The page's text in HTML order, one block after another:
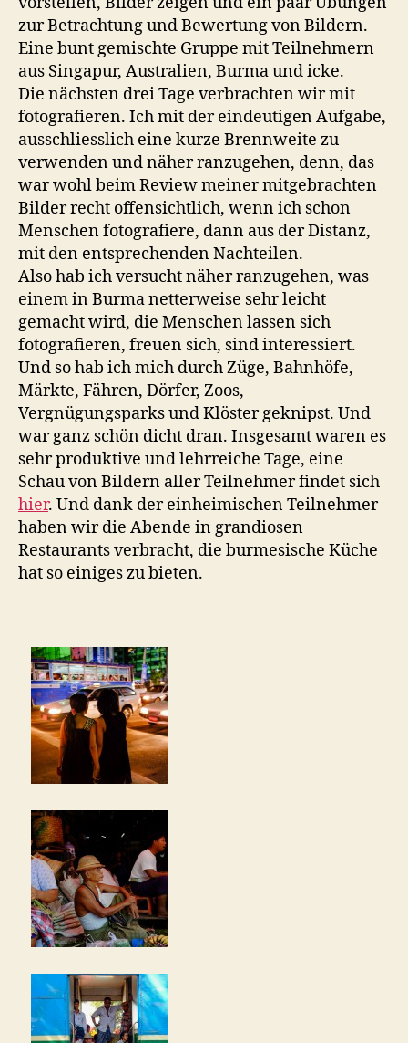
zur Betrachtung und Bewertung von Bildern.
Eine bunt gemischte Gruppe mit Teilnehmern
aus Singapur, Australien, Burma und icke.
Die nächsten drei Tage verbrachten wir mit
fotografieren. Ich mit der eindeutigen Aufgabe,
ausschliesslich eine kurze Brennweite zu
verwenden und näher ranzugehen, denn, das
war wohl beim Review meiner mitgebrachten
Bilder recht offensichtlich, wenn ich schon
Menschen fotografiere, dann aus der Distanz,
mit den entsprechenden Nachteilen.
Also hab ich versucht näher ranzugehen, was
einem in Burma netterweise sehr leicht
gemacht wird, die Menschen lassen sich
fotografieren, freuen sich, sind interessiert.
Und so hab ich mich durch Züge, Bahnhöfe,
Märkte, Fähren, Dörfer, Zoos,
Vergnügungsparks und Klöster geknipst. Und
war ganz schön dicht dran. Insgesamt waren es
sehr produktive und lehrreiche Tage, eine
Schau von Bildern aller Teilnehmer findet sich
hier. Und dank der einheimischen Teilnehmer
haben wir die Abende in grandiosen
Restaurants verbracht, die burmesische Küche
hat so einiges zu bieten.